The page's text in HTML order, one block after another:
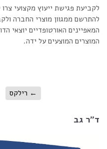
לקביעת פגישת ייעוץ מקצועי
להתרשם ממגוון מוצרי החברה
המאפיינים האורטופדיים יוצאי
המוצרים המוצעים על ידה.
← רילקס
ד"ר גב